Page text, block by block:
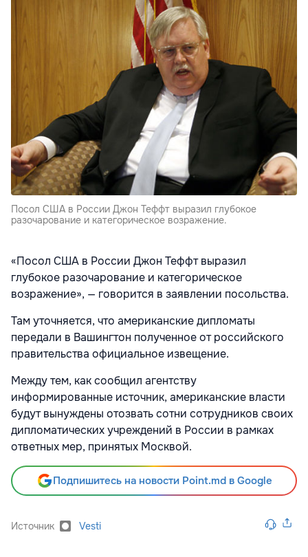
Посол США в России Джон Теффт выразил глубокое
разочарование и категорическое возражение.
«Посол США в России Джон Теффт выразил
глубокое разочарование и категорическое
возражение», — говорится в заявлении посольства.
Там уточняется, что американские дипломаты
передали в Вашингтон полученное от российского
правительства официальное извещение.
Между тем, как сообщил агентству
информированные источник, американские власти
будут вынуждены отозвать сотни сотрудников своих
дипломатических учреждений в России в рамках
ответных мер, принятых Москвой.
Подпишитесь на новости Point.md в Google
Источник Vesti